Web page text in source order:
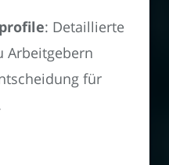
: Detaillierte
Arbeitgebern
für